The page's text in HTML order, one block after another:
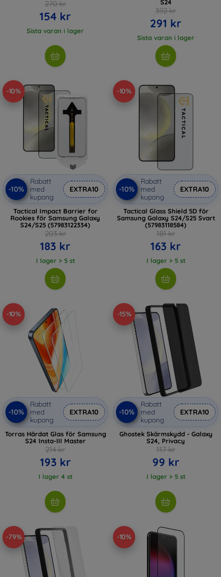
270 kr
154 kr
Sista varan i lager
S24
392 kr
291 kr
Sista varan i lager
-10%
-10%
Rabatt
med
kupong
EXTRA10
Tactical Impact Barrier for
Rookies för Samsung Galaxy
S24/S25 (57983122334)
203 kr
183 kr
I lager > 5 st
-10%
-10%
Rabatt
med
kupong
EXTRA10
Tactical Glass Shield 5D för
Samsung Galaxy S24/S25 Svart
(57983118584)
181 kr
163 kr
I lager > 5 st
-10%
-10%
Rabatt
med
kupong
EXTRA10
Torras Härdat Glas för Samsung
S24 Insta-III Master
214 kr
193 kr
I lager 4 st
-15%
-10%
Rabatt
med
kupong
EXTRA10
Ghostek Skärmskydd - Galaxy
S24, Privacy
117 kr
99 kr
I lager > 5 st
-79% -10%